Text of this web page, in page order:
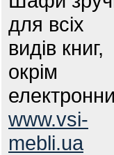
для всіх
видів книг,
окрім
www.vsi-
mebli.ua